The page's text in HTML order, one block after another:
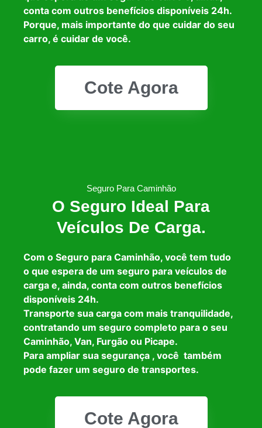
conta com outros benefícios disponíveis 24h.
Porque, mais importante do que cuidar do seu
carro, é cuidar de você.
Cote Agora
Seguro Para Caminhão
O Seguro Ideal Para
Veículos De Carga.
Com o Seguro para Caminhão, você tem tudo
o que espera de um seguro para veículos de
carga e, ainda, conta com outros benefícios
disponíveis 24h.
Transporte sua carga com mais tranquilidade,
contratando um seguro completo para o seu
Caminhão, Van, Furgão ou Picape.
Para ampliar sua segurança , você também
pode fazer um seguro de transportes.
Cote Agora